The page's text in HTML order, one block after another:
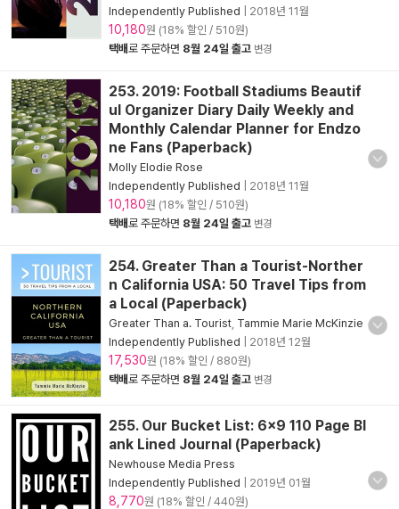
Independently Published
2018년 11월
10,180원 (18% 할인 / 510원)
택배로 주문하면 8월 24일 출고 변경
253. 2019: Football Stadiums Beautif
ul Organizer Diary Daily Weekly and
Monthly Calendar Planner for Endzo
ne Fans (Paperback)
Molly Elodie Rose
Independently Published
2018년 11월
10,180원 (18% 할인 / 510원)
택배로 주문하면 8월 24일 출고 변경
254. Greater Than a Tourist-Norther
n California USA: 50 Travel Tips from
a Local (Paperback)
Greater Than a. Tourist Tammie Marie McKinzie
Independently Published
2018년 12월
17,530원 (18% 할인 / 880원)
택배로 주문하면 8월 24일 출고 변경
255. Our Bucket List: 6x9 110 Page Bl
ank Lined Journal (Paperback)
Newhouse Media Press
Independently Published
2019년 01월
8,770원 (18% 할인 / 440원)